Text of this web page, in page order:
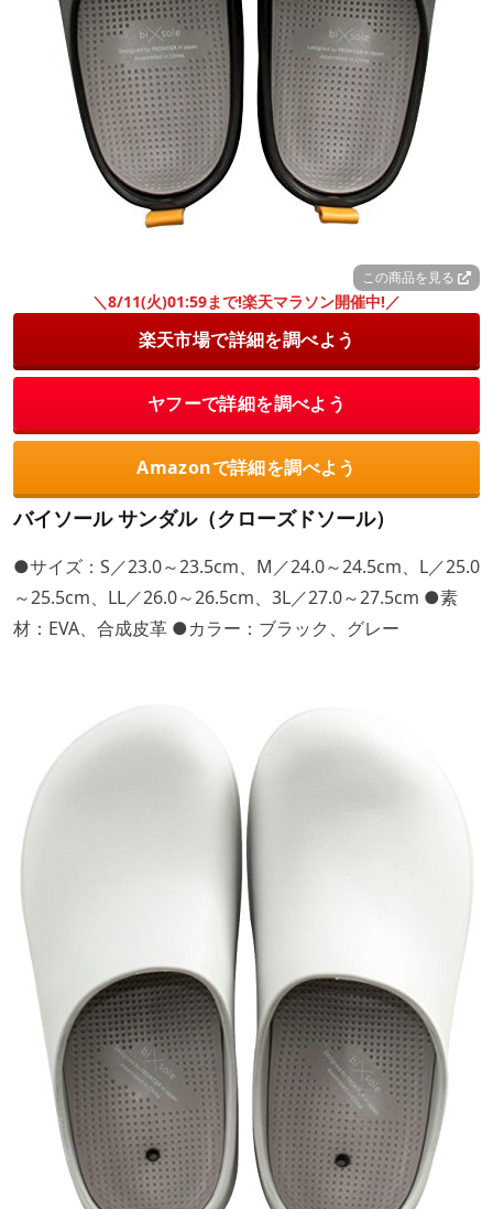
この商品を見る
＼8/11(火)01:59まで!楽天マラソン開催中!／
楽天市場で詳細を調べよう
ヤフーで詳細を調べよう
Amazonで詳細を調べよう
バイソール サンダル（クローズドソール）
●サイズ：S／23.0～23.5cm、M／24.0～24.5cm、L／25.0
～25.5cm、LL／26.0～26.5cm、3L／27.0～27.5cm ●素
材：EVA、合成皮革 ●カラー：ブラック、グレー